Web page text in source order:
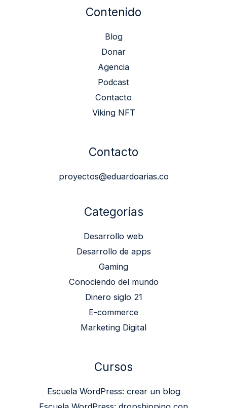
Contenido
Blog
Donar
Agencia
Podcast
Contacto
Viking NFT
Contacto
proyectos@eduardoarias.co
Categorías
Desarrollo web
Desarrollo de apps
Gaming
Conociendo del mundo
Dinero siglo 21
E-commerce
Marketing Digital
Cursos
Escuela WordPress: crear un blog